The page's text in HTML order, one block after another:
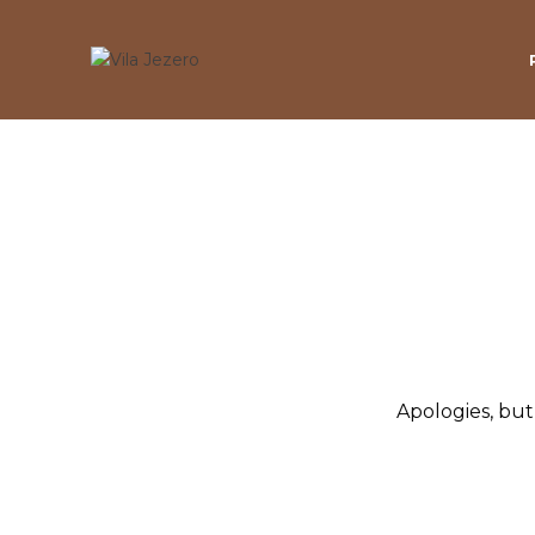
Apologies,